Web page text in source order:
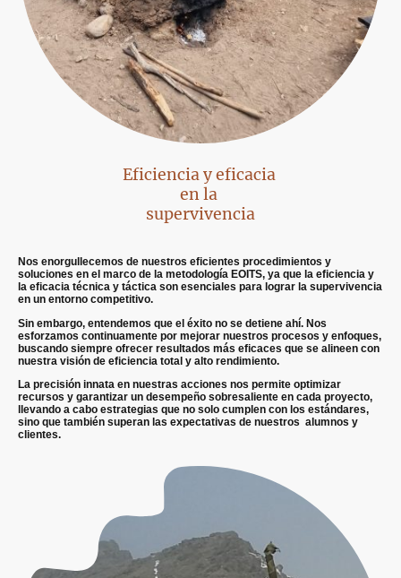
Eficiencia y eficacia
en la
supervivencia
Nos enorgullecemos de nuestros eficientes procedimientos y
soluciones en el marco de la metodología EOITS, ya que la eficiencia y
la eficacia técnica y táctica son esenciales para lograr la supervivencia
en un entorno competitivo.
Sin embargo, entendemos que el éxito no se detiene ahí. Nos
esforzamos continuamente por mejorar nuestros procesos y enfoques,
buscando siempre ofrecer resultados más eficaces que se alineen con
nuestra visión de eficiencia total y alto rendimiento.
La precisión innata en nuestras acciones nos permite optimizar
recursos y garantizar un desempeño sobresaliente en cada proyecto,
llevando a cabo estrategias que no solo cumplen con los estándares,
sino que también superan las expectativas de nuestros alumnos y
clientes.